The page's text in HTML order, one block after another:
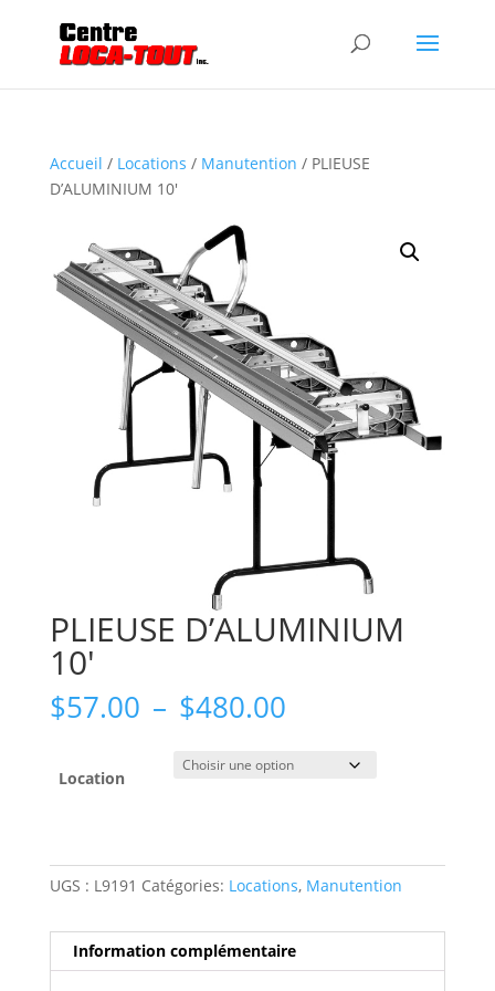
Accueil / Locations / Manutention / PLIEUSE
D’ALUMINIUM 10′
PLIEUSE D’ALUMINIUM
10′
$57.00 – $480.00Plage
prix :
$57.00
Location
UGS : L9191 Catégories: Locations, Manutention
Information complémentaire